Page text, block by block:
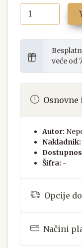
veće od
Autor:
Nakladnik:
Šifra: -
Opcije
Načini